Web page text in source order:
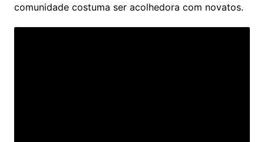
comunidade costuma ser acolhedora com novatos.